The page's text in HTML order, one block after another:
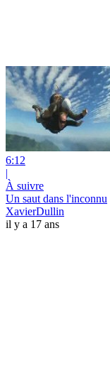
6:12
|
À suivre
Un saut dans l'inconnu
XavierDullin
il y a 17 ans